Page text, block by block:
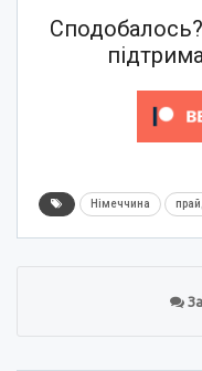
Німеччина